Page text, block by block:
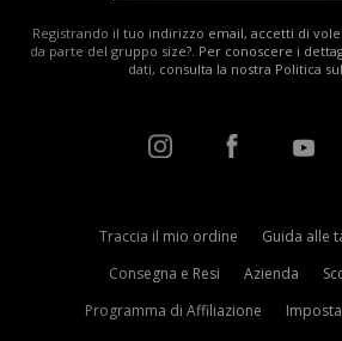
Registrando il tuo indirizzo email, accetti di
da parte del gruppo size?. Per conoscere i
dati, consulta la nostra Politica
Traccia il mio ordine Guida alle
Consegna e Resi
Azienda
Programma di Affiliazione